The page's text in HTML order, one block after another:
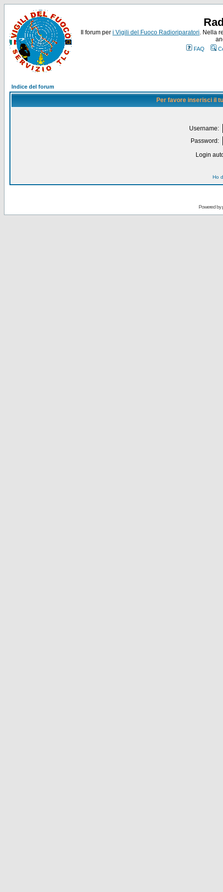
Il forum per i Vigili del Fuoco Radioriparatori. Nella
FAQ
Indice del forum
Per favore inserisci il
Username:
Password:
Login
Ho
Powered by